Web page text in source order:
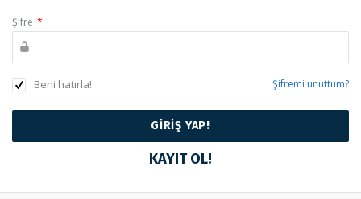
Şifre *
Beni hatırla! Şifremi unuttum?
KAYIT OL!